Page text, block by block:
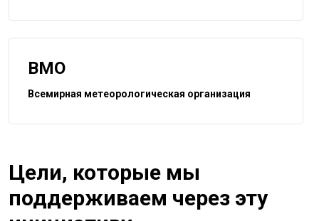
ВМО
Всемирная метеорологическая организация
Цели, которые мы
поддерживаем через эту